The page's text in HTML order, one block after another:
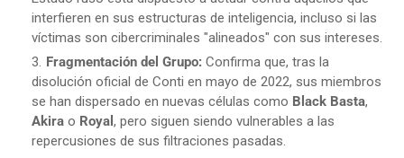
interfieren en sus estructuras de inteligencia, incluso si las
víctimas son cibercriminales "alineados" con sus intereses.
Fragmentación del Grupo: Confirma que, tras la
disolución oficial de Conti en mayo de 2022, sus miembros
se han dispersado en nuevas células como Black Basta,
Akira o Royal , pero siguen siendo vulnerables a las
repercusiones de sus filtraciones pasadas.